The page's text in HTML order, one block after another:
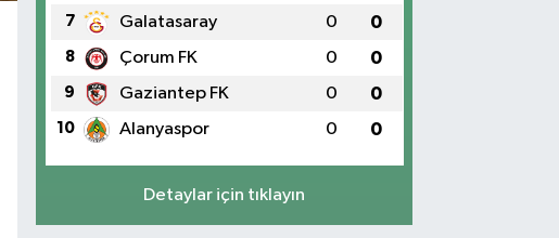
7 Galatasaray 0 0
8 Çorum FK 0 0
9 Gaziantep FK 0 0
10 Alanyaspor 0 0
Detaylar için tıklayın